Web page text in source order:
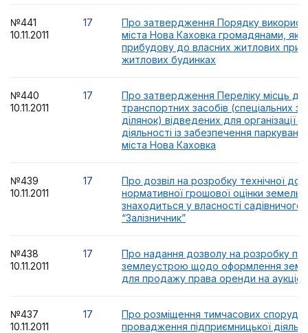
№441
10.11.2011
17
Про затвердження Порядку
міста Нова Каховка громадянами, які
прибудову до власних житлових
житлових будинках
№440
10.11.2011
17
Про затвердження Переліку місць
транспортних засобів (спеціальних
ділянок) відведених для організації
діяльності із забезпечення
міста Нова Каховка
№439
10.11.2011
17
Про дозвіл на розробку технічної
нормативної грошової оцінки
знаходиться у власності садівничого
“Залізничник”
№438
10.11.2011
17
Про надання дозволу на розробку
землеустрою щодо оформлення
для продажу права оренди на
№437
10.11.2011
17
Про розміщення тимчасових споруд
провадження підприємницької